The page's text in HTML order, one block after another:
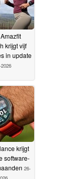
krijgt vijf
in update
krijgt
software-
26-